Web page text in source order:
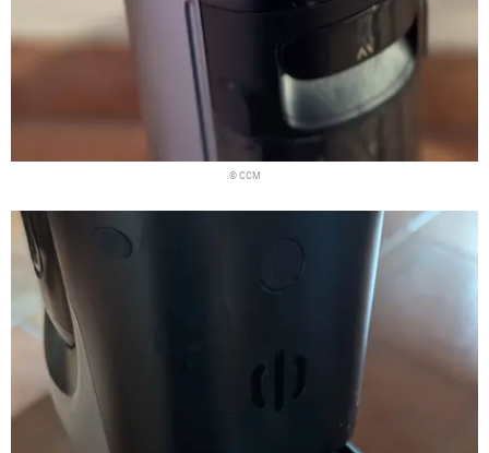
© CCM